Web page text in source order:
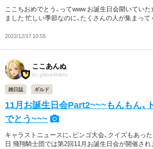
ここちおめでとう、ってwww お誕生日会開いてい
ました 忙しい季節なのに、たくさんの人が集まって
2022/12/17 10:55
ここあんぬ
ID: g58urk45dkhz
雑日誌 ギルド
11月お誕生日会Part2~~~もんもん、
でとう~~~
キャラストニュースに、ビンゴ大会、クイズもあっ
日 飛翔騎士団では第2回11月お誕生日会が開催さ